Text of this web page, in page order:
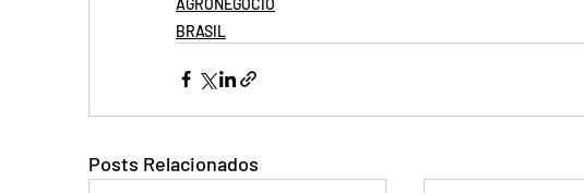
BRASIL
Posts Relacionados